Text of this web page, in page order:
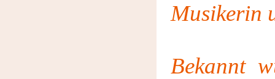
Musikerin
Bekannt